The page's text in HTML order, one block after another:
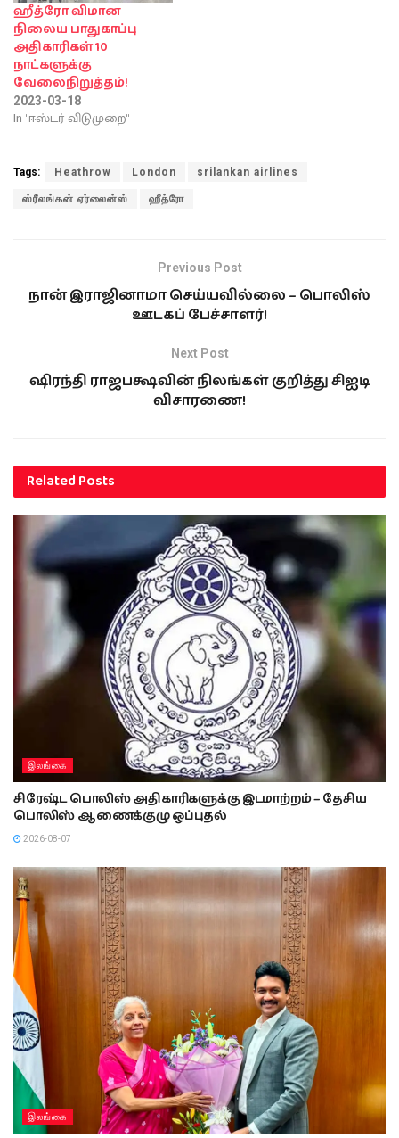
ஹீத்ரோ விமான
நிலைய பாதுகாப்பு
அதிகாரிகள் 10
நாட்களுக்கு
வேலைநிறுத்தம்!
2023-03-18
In "ஈஸ்டர் விடுமுறை"
Tags: Heathrow London srilankan airlines
ஸ்ரீலங்கன் ஏர்லைன்ஸ் ஹீத்ரோ
Previous Post
நான் இராஜினாமா செய்யவில்லை – பொலிஸ்
ஊடகப் பேச்சாளர்!
Next Post
ஷிரந்தி ராஜபக்ஷவின் நிலங்கள் குறித்து சிஐடி
விசாரணை!
RelatedPosts
இலங்கை
சிரேஷ்ட பொலிஸ் அதிகாரிகளுக்கு இடமாற்றம் – தேசிய
பொலிஸ் ஆணைக்குழு ஒப்புதல்
2026-08-07
இலங்கை